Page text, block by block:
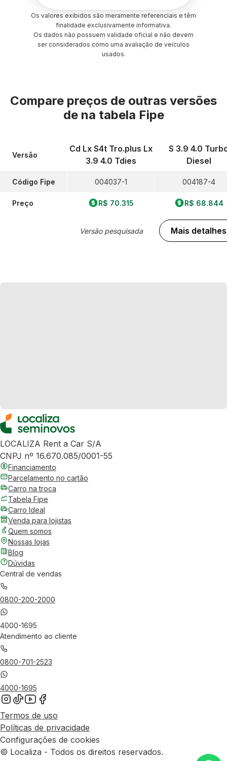
Os valores exibidos são meramente referenciais e têm
finalidade exclusivamente informativa.
Os dados não possuem validade oficial e não devem
ser considerados como uma avaliação de veículos
usados.
Compare preços de outras versões
de na tabela Fipe
Versão
Código Fipe
Preço
Cd Lx S4t Tro.plus Lx
3.9 4.0 Tdies
004037-1
R$ 70.315
Versão pesquisada
S 3.9 4.0
Diesel
004187-4
R$ 68.844
Mais detalhes
LOCALIZA Rent a Car S/A
CNPJ nº 16.670.085/0001-55
Financiamento
Parcelamento no cartão
Carro na troca
Tabela Fipe
Carro Ideal
Venda para lojistas
Quem somos
Nossas lojas
Blog
Dúvidas
Central de vendas
0800-200-2000
4000-1695
Atendimento ao cliente
0800-701-2523
4000-1695
Termos de uso
Políticas de privacidade
Configurações de cookies
© Localiza - Todos os direitos reservados.